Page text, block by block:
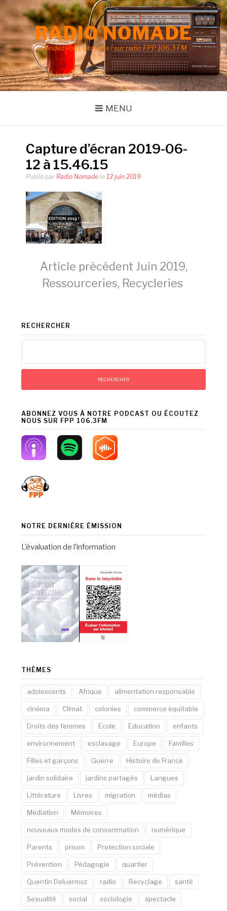
Aller
au
contenu
RADIO NOMADE
Rendez vous citoyens ! sur radio FPP 106.3 FM
MENU
Capture d’écran 2019-06-
12 à 15.46.15
Publié par Radio Nomadele 12 juin 2019
Lire
suite
Article précédent Juin 2019,
Ressourceries, Recycleries
RECHERCHER
ABONNEZ VOUS À NOTRE PODCAST OU ÉCOUTEZ
NOUS SUR FPP 106.3FM
NOTRE DERNIÈRE ÉMISSION
L’évaluation de l’information
THÈMES
adolescents Afrique alimentation responsable
cinéma Climat colonies commerce équitable
Droits des femmes Ecole Education enfants
environnement esclavage Europe Familles
Filles et garçons Guerre Histoire de France
jardin solidaire jardins partagés Langues
Littérature Livres migration médias
Médiation Mémoires
nouveaux modes de consommation numérique
Parents prison Protection sociale
Prévention Pédagogie quartier
Quentin Deluermoz radio Recyclage santé
Sexualité social sociologie spectacle